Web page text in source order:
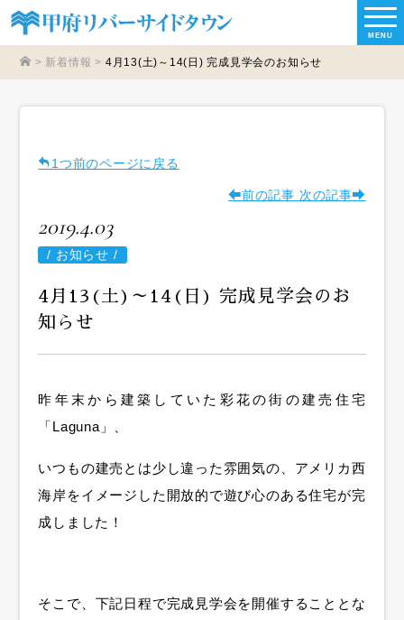
MENU
> 新着情報 > 4月13(土)～14(日) 完成見学会のお知らせ
1つ前のページに戻る
前の記事 次の記事
2019.4.03
/ お知らせ /
4月13(土)～14(日) 完成見学会のお
知らせ
昨年末から建築していた彩花の街の建売住宅
「Laguna」、
いつもの建売とは少し違った雰囲気の、アメリカ西
海岸をイメージした開放的で遊び心のある住宅が完
成しました！
そこで、下記日程で完成見学会を開催することとな